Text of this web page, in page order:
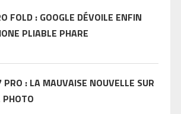
FOLD : GOOGLE DÉVOILE ENFIN
PLIABLE PHARE
PRO : LA MAUVAISE NOUVELLE SUR